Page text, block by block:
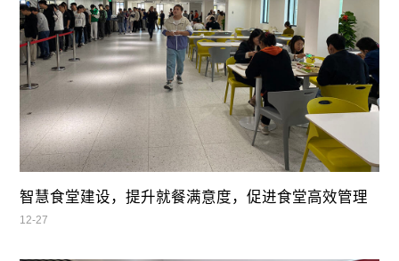
智慧食堂建设，提升就餐满意度，促进食堂高效管理
12-27